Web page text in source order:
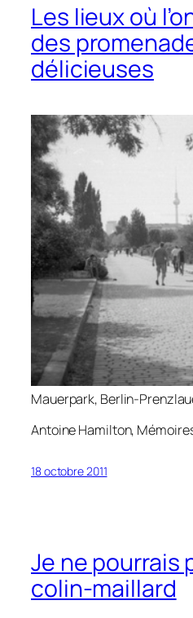
Les lieux où
des
délicieuses
Mauerpark, Berlin-
Antoine Hamilton,
18 octobre 2011
Je ne pourrais
colin-maillard